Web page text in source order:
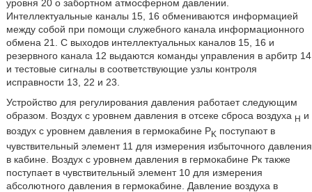
уровня 20 о забортном атмосферном давлении.
Интеллектуальные каналы 15, 16 обмениваются информацией
между собой при помощи служебного канала информационного
обмена 21. С выходов интеллектуальных каналов 15, 16 и
резервного канала 12 выдаются команды управления в арбитр 14
и тестовые сигналы в соответствующие узлы контроля
исправности 13, 22 и 23.
Устройство для регулирования давления работает следующим
образом. Воздух с уровнем давления в отсеке сброса воздуха H и
воздух с уровнем давления в гермокабине РK поступают в
чувствительный элемент 11 для измерения избыточного давления
в кабине. Воздух с уровнем давления в гермокабине Рк также
поступает в чувствительный элемент 10 для измерения
абсолютного давления в гермокабине. Давление воздуха в